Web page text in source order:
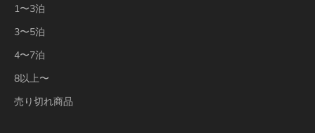
1〜3泊
3〜5泊
4〜7泊
8以上〜
売り切れ商品